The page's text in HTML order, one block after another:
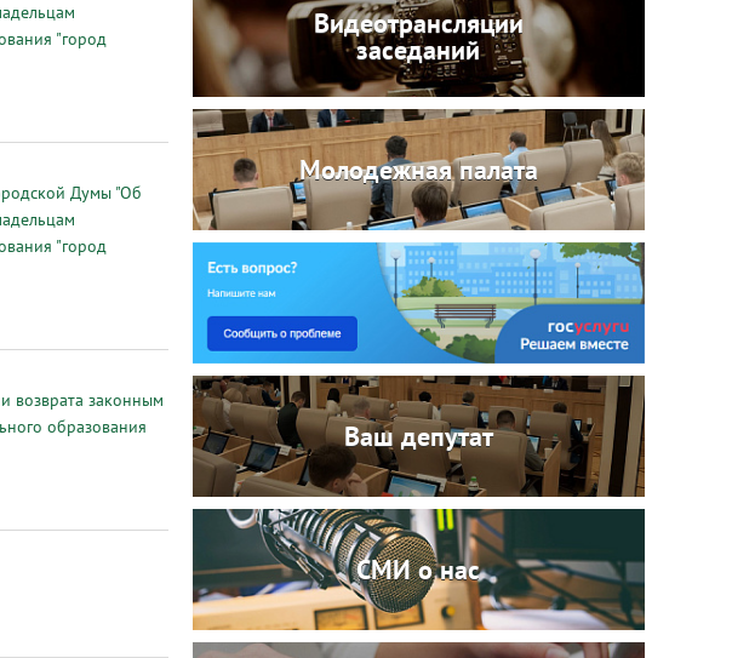
"город
Думы "Об
"город
возврата законным
образования
Видеотрансляции
заседаний
Молодежная палата
Ваш депутат
СМИ о нас